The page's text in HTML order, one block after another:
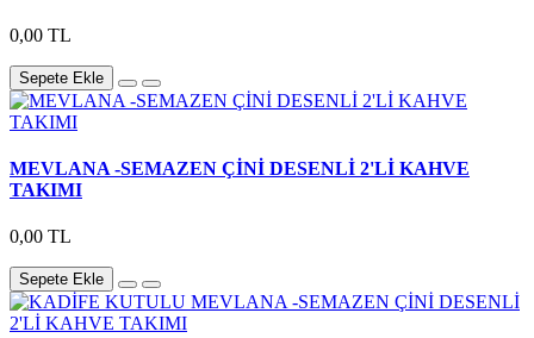
0,00 TL
Sepete Ekle
MEVLANA -SEMAZEN ÇİNİ DESENLİ 2'Lİ KAHVE
TAKIMI
0,00 TL
Sepete Ekle